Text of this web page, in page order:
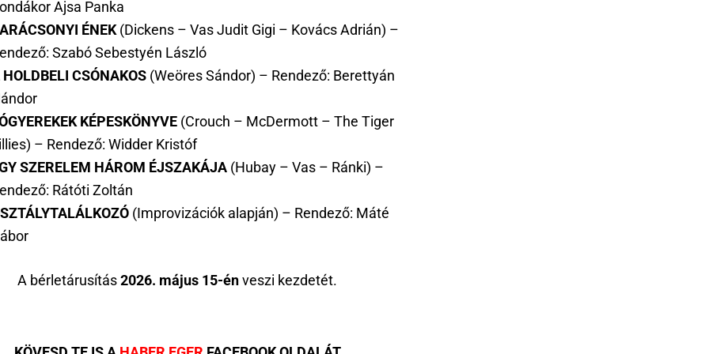
Ajsa Panka
ÉNEK(Dickens – Vas Judit Gigi – Kovács Adrián) –
Szabó Sebestyén László
HOLDBELI CSÓNAKOS (Weöres Sándor) – Rendező: Berettyán
KÉPESKÖNYVE (Crouch – McDermott – The Tiger
– Rendező: Widder Kristóf
SZERELEM HÁROM ÉJSZAKÁJA (Hubay – Vas – Ránki) –
Rátóti Zoltán
(Improvizációk alapján) – Rendező: Máté
A bérletárusítás2026. május 15-énveszi kezdetét.